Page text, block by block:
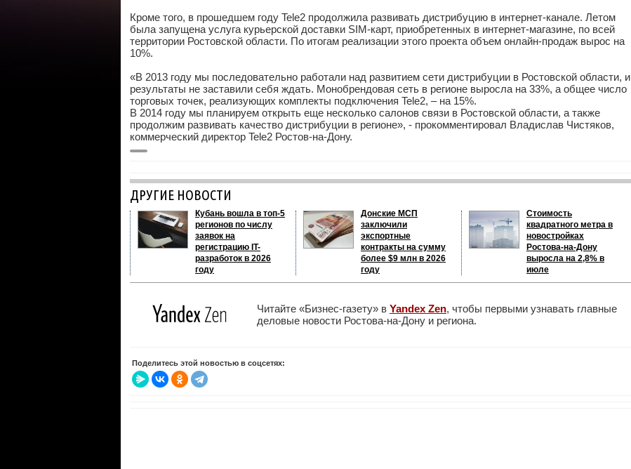
Кроме того, в прошедшем году Tele2 продолжила развивать дистрибуцию в интернет-канале. Летом
была запущена услуга курьерской доставки SIM-карт, приобретенных в интернет-магазине, по всей
территории Ростовской области. По итогам реализации этого проекта объем онлайн-продаж вырос на
10%.
«В 2013 году мы последовательно работали над развитием сети дистрибуции в Ростовской области, и
результаты не заставили себя ждать. Монобрендовая сеть в регионе выросла на 33%, а общее число
торговых точек, реализующих комплекты подключения Tele2, – на 15%.
В 2014 году мы планируем открыть еще несколько салонов связи в Ростовской области, а также
продолжим развивать качество дистрибуции в регионе», - прокомментировал Владислав Чистяков,
коммерческий директор Tele2 Ростов-на-Дону.
ДРУГИЕ НОВОСТИ
Кубань вошла в топ-5
регионов по числу
заявок на
регистрацию IT-
разработок в 2026
году
Донские МСП
заключили
экспортные
контракты на сумму
более $9 млн в 2026
году
Стоимость
квадратного метра в
новостройках
Ростова-на-Дону
выросла на 2,8% в
июле
Читайте «Бизнес-газету» в Yandex Zen, чтобы первыми узнавать главные
деловые новости Ростова-на-Дону и региона.
Поделитесь этой новостью в соцсетях: